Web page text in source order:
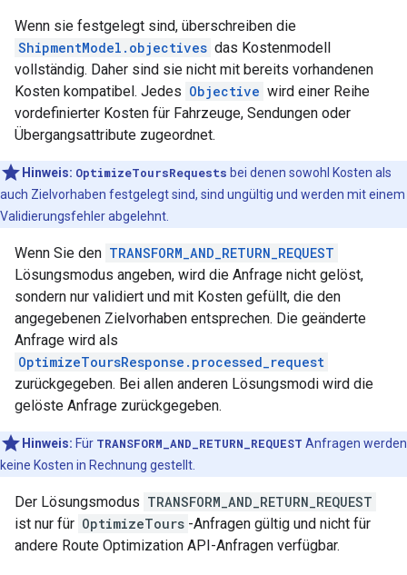
Wenn sie festgelegt sind, überschreiben die
ShipmentModel.objectives das Kostenmodell
vollständig. Daher sind sie nicht mit bereits vorhandenen
Kosten kompatibel. Jedes Objective wird einer Reihe
vordefinierter Kosten für Fahrzeuge, Sendungen oder
Übergangsattribute zugeordnet.
Hinweis: OptimizeToursRequests bei denen sowohl Kosten als
auch Zielvorhaben festgelegt sind, sind ungültig und werden mit einem
Validierungsfehler abgelehnt.
Wenn Sie den TRANSFORM_AND_RETURN_REQUEST
Lösungsmodus angeben, wird die Anfrage nicht gelöst,
sondern nur validiert und mit Kosten gefüllt, die den
angegebenen Zielvorhaben entsprechen. Die geänderte
Anfrage wird als
OptimizeToursResponse.processed_request
zurückgegeben. Bei allen anderen Lösungsmodi wird die
gelöste Anfrage zurückgegeben.
Hinweis: Für TRANSFORM_AND_RETURN_REQUEST Anfragen werden
keine Kosten in Rechnung gestellt.
Der Lösungsmodus TRANSFORM_AND_RETURN_REQUEST
ist nur für OptimizeTours -Anfragen gültig und nicht für
andere Route Optimization API-Anfragen verfügbar.